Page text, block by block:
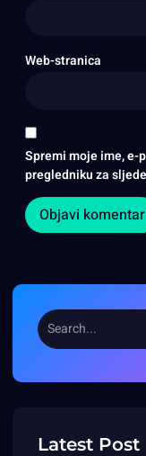
Web-stranica
Spremi moje ime, e-
pregledniku za
Latest Post